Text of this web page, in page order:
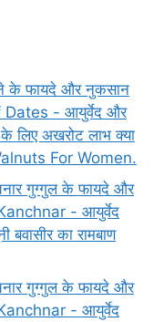
के फायदे और नुकसान
Dates - आयुर्वेद और
लिए अखरोट लाभ क्या
For Women.
गुग्गुल के फायदे और
- आयुर्वेद
का रामबाण
गुग्गुल के फायदे और
- आयुर्वेद